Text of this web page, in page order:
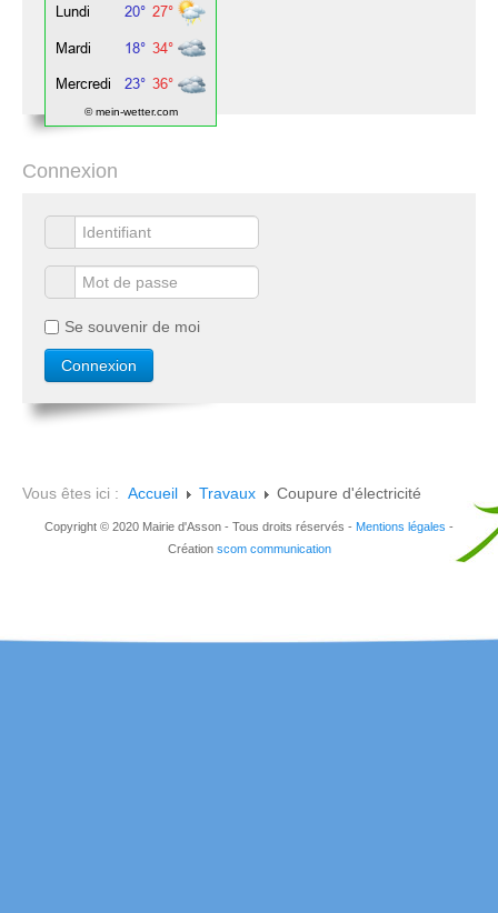
© mein-wetter.com
Connexion
Se souvenir de moi
Vous êtes ici : Accueil Travaux Coupure d'électricité
Copyright © 2020 Mairie d'Asson - Tous droits réservés - Mentions légales -
Création scom communication